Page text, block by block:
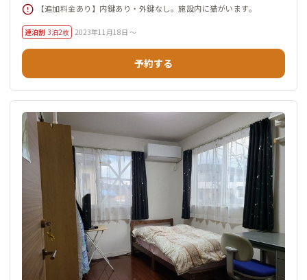
【追加料金あり】内鍵あり・外鍵なし。施設内に猫がいます。
連泊割 3泊2枚 2023年11月18日 ～
予約する